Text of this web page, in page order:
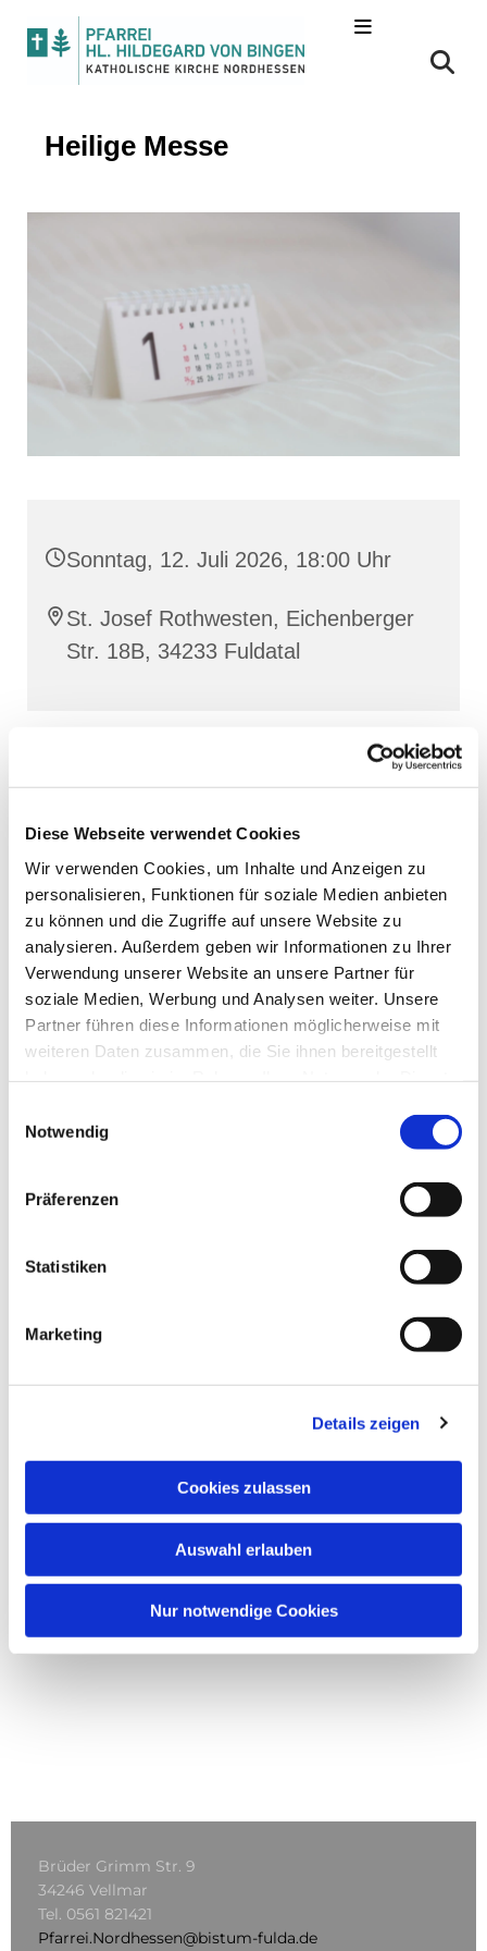
Diese Webseite verwendet Cookies
Wir verwenden Cookies, um Inhalte und Anzeigen zu
personalisieren, Funktionen für soziale Medien anbieten
zu können und die Zugriffe auf unsere Website zu
analysieren. Außerdem geben wir Informationen zu Ihrer
Verwendung unserer Website an unsere Partner für
soziale Medien, Werbung und Analysen weiter. Unsere
Partner führen diese Informationen möglicherweise mit
weiteren Daten zusammen, die Sie ihnen bereitgestellt
Notwendig
Präferenzen
Statistiken
Marketing
Details zeigen
Cookies zulassen
Auswahl erlauben
Nur notwendige Cookies
Heilige Messe
Sonntag, 12. Juli 2026, 18:00 Uhr
St. Josef Rothwesten, Eichenberger
Str. 18B, 34233 Fuldatal
Dies könnte Sie auch
Brüder Grimm Str. 9
34246 Vellmar
Tel. 0561 821421
Pfarrei.Nordhessen@bistum-fulda.de